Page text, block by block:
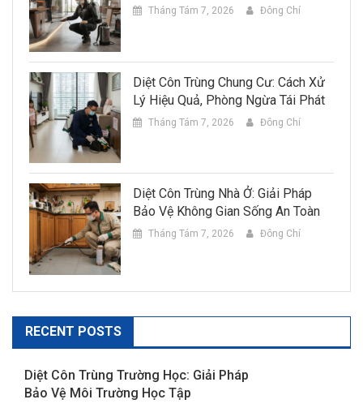
Tháng Tám 7, 2026 Đông Chí
Diệt Côn Trùng Chung Cư: Cách Xử
Lý Hiệu Quả, Phòng Ngừa Tái Phát
Tháng Tám 7, 2026 Đông Chí
Diệt Côn Trùng Nhà Ở: Giải Pháp
Bảo Vệ Không Gian Sống An Toàn
Tháng Tám 7, 2026 Đông Chí
RECENT POSTS
Diệt Côn Trùng Trường Học: Giải Pháp
Bảo Vệ Môi Trường Học Tập